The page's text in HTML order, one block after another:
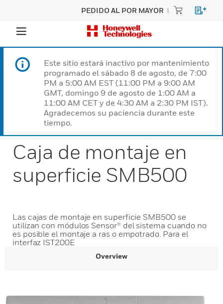
PEDIDO AL POR MAYOR
Este sitio estará inactivo por mantenimiento
programado el sábado 8 de agosto, de 7:00
PM a 5:00 AM EST (11:00 PM a 9:00 AM
GMT, domingo 9 de agosto de 1:00 AM a
11:00 AM CET y de 4:30 AM a 2:30 PM IST).
Agradecemos su paciencia durante este
tiempo.
Caja de montaje en
superficie SMB500
Las cajas de montaje en superficie SMB500 se
utilizan con módulos Sensor® del sistema cuando no
es posible el montaje a ras o empotrado. Para el
interfaz IST200E
Overview